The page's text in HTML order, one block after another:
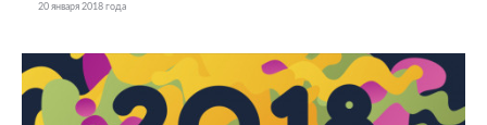
20 января 2018 года